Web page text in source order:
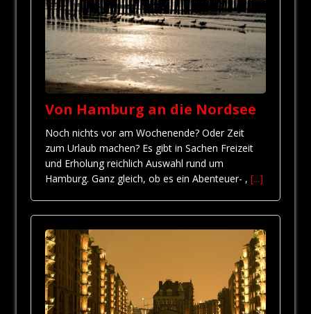
Von Hamburg an die Nordsee
Noch nichts vor am Wochenende? Oder Zeit
zum Urlaub machen? Es gibt in Sachen Freizeit
und Erholung reichlich Auswahl rund um
Hamburg. Ganz gleich, ob es ein Abenteuer- , [...]